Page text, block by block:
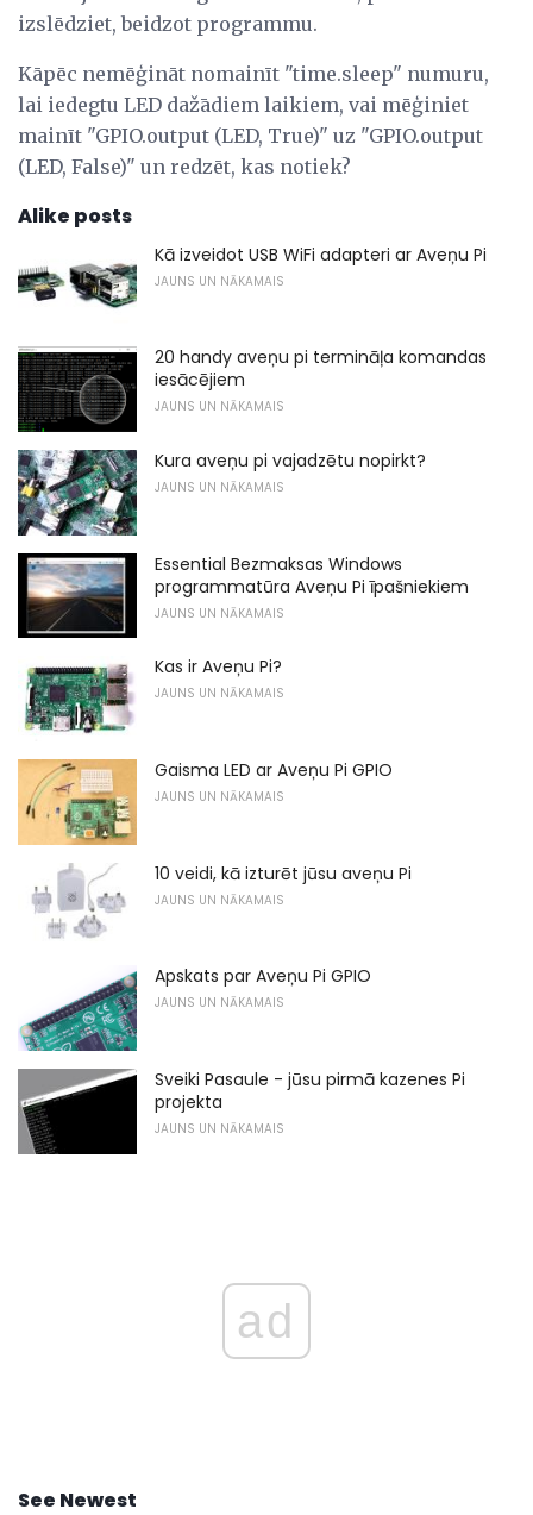
izslēdziet, beidzot programmu.
Kāpēc nemēģināt nomainīt "time.sleep" numuru,
lai iedegtu LED dažādiem laikiem, vai mēģiniet
mainīt "GPIO.output (LED, True)" uz "GPIO.output
(LED, False)" un redzēt, kas notiek?
Alike posts
Kā izveidot USB WiFi adapteri ar Aveņu Pi
JAUNS UN NĀKAMAIS
20 handy aveņu pi termināļa komandas
iesācējiem
JAUNS UN NĀKAMAIS
Kura aveņu pi vajadzētu nopirkt?
JAUNS UN NĀKAMAIS
Essential Bezmaksas Windows
programmatūra Aveņu Pi īpašniekiem
JAUNS UN NĀKAMAIS
Kas ir Aveņu Pi?
JAUNS UN NĀKAMAIS
Gaisma LED ar Aveņu Pi GPIO
JAUNS UN NĀKAMAIS
10 veidi, kā izturēt jūsu aveņu Pi
JAUNS UN NĀKAMAIS
Apskats par Aveņu Pi GPIO
JAUNS UN NĀKAMAIS
Sveiki Pasaule - jūsu pirmā kazenes Pi
projekta
JAUNS UN NĀKAMAIS
ad
See Newest